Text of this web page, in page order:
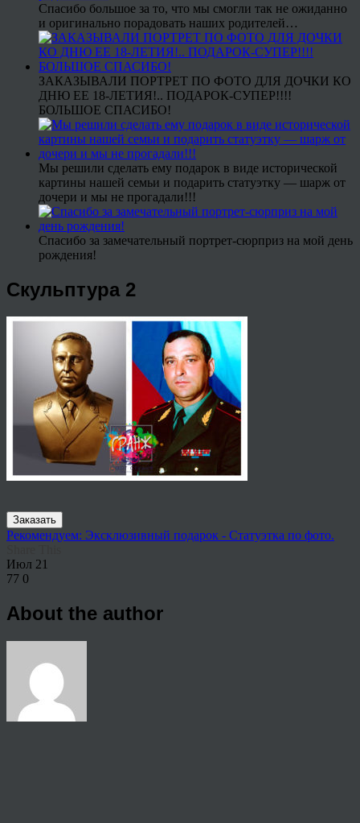
Спасибо большое за то, что мы смогли так не ожиданно
и оригинально порадовать наших родителей…
ЗАКАЗЫВАЛИ ПОРТРЕТ ПО ФОТО ДЛЯ ДОЧКИ КО
ДНЮ ЕЕ 18-ЛЕТИЯ!.. ПОДАРОК-СУПЕР!!!!
БОЛЬШОЕ СПАСИБО!
Мы решили сделать ему подарок в виде исторической
картины нашей семьи и подарить статуэтку — шарж от
дочери и мы не прогадали!!!
Спасибо за замечательный портрет-сюрприз на мой день
рождения!
Скульптура 2
Заказать
Рекомендуем: Эксклюзивный подарок - Статуэтка по фото.
Июл 21
77 0
About the author